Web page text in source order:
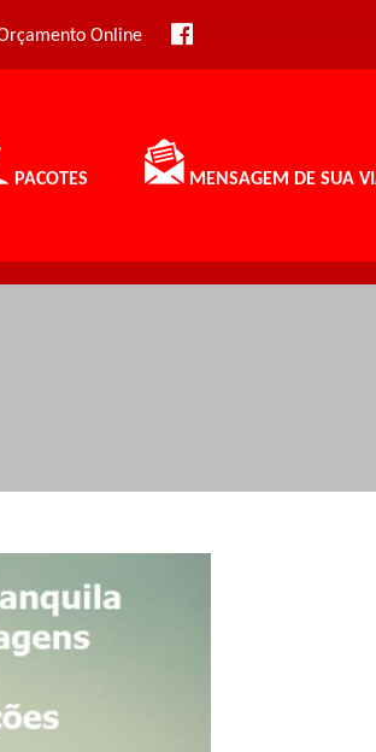
Online
PACOTES MENSAGEM DE SUA